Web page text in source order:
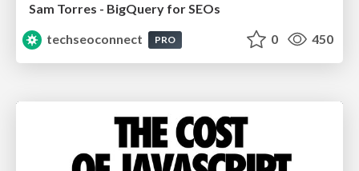
Sam Torres - BigQuery for SEOs
techseoconnect
PRO 0 450